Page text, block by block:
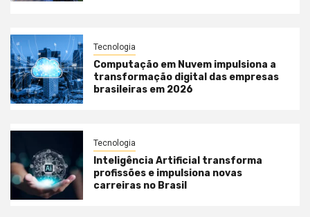
Tecnologia
Computação em Nuvem impulsiona a
transformação digital das empresas
brasileiras em 2026
Tecnologia
Inteligência Artificial transforma
profissões e impulsiona novas
carreiras no Brasil